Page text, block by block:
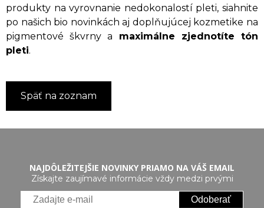
produkty na vyrovnanie nedokonalostí pleti, siahnite
po našich bio novinkách aj doplňujúcej kozmetike na
pigmentové škvrny a maximálne zjednotíte tón
pleti.
Späť na zoznam
NAJDÔLEŽITEJŠIE NOVINKY PRIAMO NA VÁŠ EMAIL
Získajte zaujímavé informácie vždy medzi prvými
Odoberať